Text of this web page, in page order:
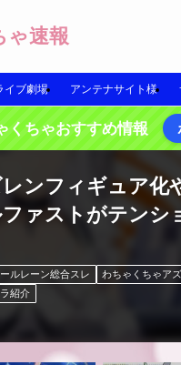
ゃ速報
イブ劇場 アンテナサイト様
くちゃおすすめ情報
ンフィギュア化
ァストがテンシ
ルレーン総合スレ
わちゃくちゃア
紹介